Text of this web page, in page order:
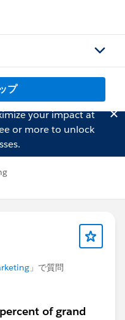
プ
your impact at
or more to unlock
」で質問
of grand